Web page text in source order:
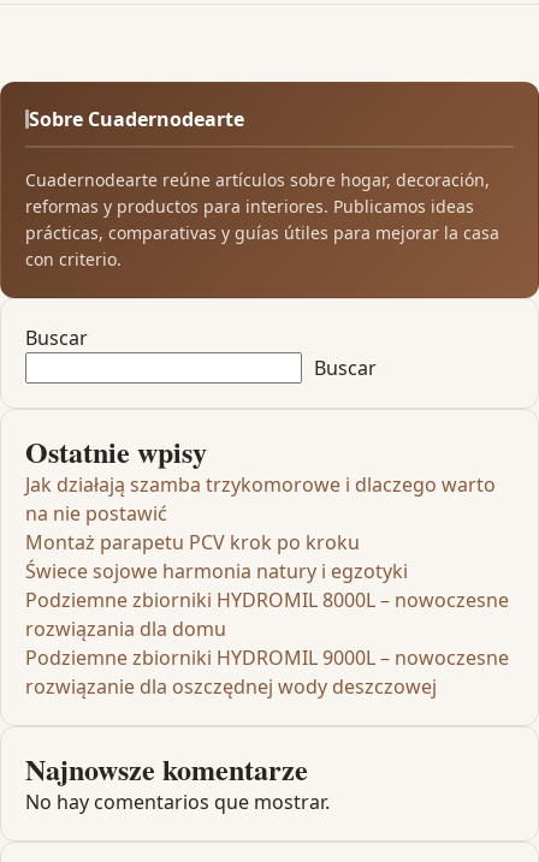
Sobre Cuadernodearte
Cuadernodearte reúne artículos sobre hogar, decoración,
reformas y productos para interiores. Publicamos ideas
prácticas, comparativas y guías útiles para mejorar la casa
con criterio.
Buscar
Buscar
Ostatnie wpisy
Jak działają szamba trzykomorowe i dlaczego warto
na nie postawić
Montaż parapetu PCV krok po kroku
Świece sojowe harmonia natury i egzotyki
Podziemne zbiorniki HYDROMIL 8000L – nowoczesne
rozwiązania dla domu
Podziemne zbiorniki HYDROMIL 9000L – nowoczesne
rozwiązanie dla oszczędnej wody deszczowej
Najnowsze komentarze
No hay comentarios que mostrar.